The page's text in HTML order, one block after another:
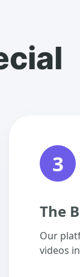
3
The
Our
videos